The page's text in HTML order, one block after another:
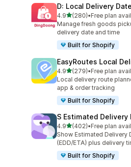
D: Local Delivery
4.9별 5개 중
(280)
총 리뷰 280개
•Free plan
Manage fresh goods
delivery date and time
Built for Shopify
EasyRoutes Local
4.9별 5개 중
(279)
총 리뷰 279개
•Free plan
Local delivery route
app & order tracking
Built for Shopify
S Estimated Delivery
4.9별 5개 중
(402)
총 리뷰 402개
•Free plan
Show Estimated Delivery
(EDD/ETA) plus delivery
Built for Shopify